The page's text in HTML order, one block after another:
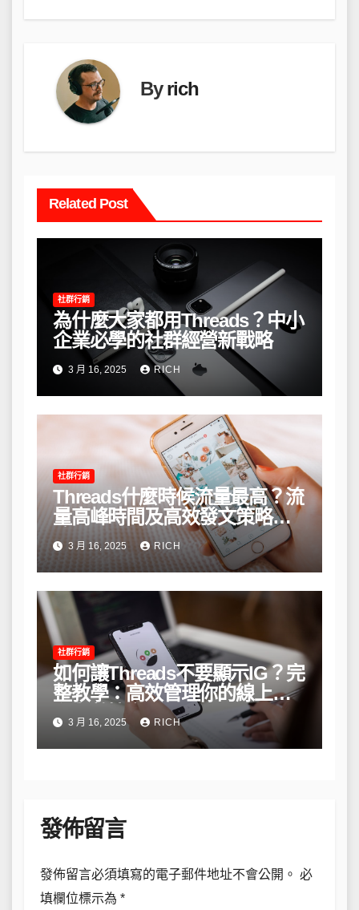
覽
Byrich
Related Post
社群行銷
為什麼大家都用Threads？中小
企業必學的社群經營新戰略
3 月 16, 2025 RICH
社群行銷
Threads什麼時候流量最高？流
量高峰時間及高效發文策略攻
略3 月 16, 2025 RICH
社群行銷
如何讓Threads不要顯示IG？完
整教學：高效管理你的線上隱
私與數據安全
3 月 16, 2025 RICH
發佈留言
發佈留言必須填寫的電子郵件地址不會公開。 必
填欄位標示為 *